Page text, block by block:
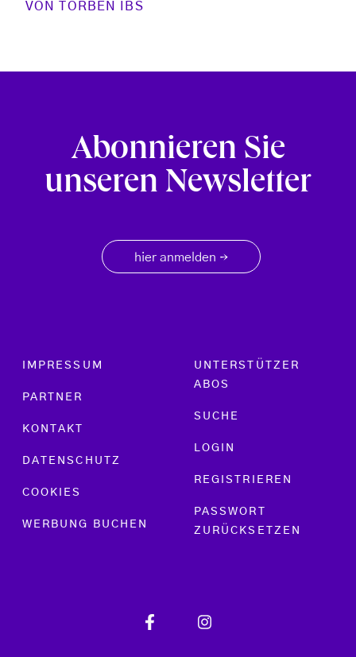
VON
TORBEN IBS
Abonnieren Sie
unseren Newsletter
hier anmelden →
Footer menu
IMPRESSUM
PARTNER
KONTAKT
DATENSCHUTZ
COOKIES
WERBUNG BUCHEN
UNTERSTÜTZER
ABOS
SUCHE
LOGIN
REGISTRIEREN
PASSWORT
ZURÜCKSETZEN